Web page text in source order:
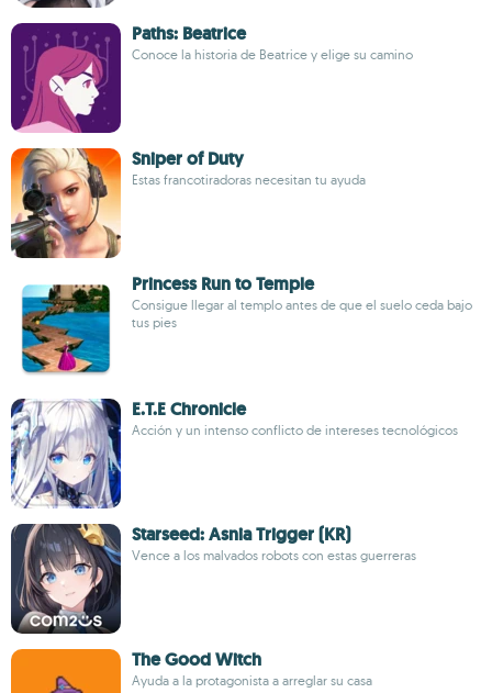
Paths: Beatrice
Conoce la historia de Beatrice y elige su camino
Sniper of Duty
Estas francotiradoras necesitan tu ayuda
Princess Run to Temple
Consigue llegar al templo antes de que el suelo ceda bajo
tus pies
E.T.E Chronicle
Acción y un intenso conflicto de intereses tecnológicos
Starseed: Asnia Trigger (KR)
Vence a los malvados robots con estas guerreras
The Good Witch
Ayuda a la protagonista a arreglar su casa